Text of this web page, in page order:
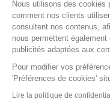
Nous utilisons des cookies
comment nos clients
consultent nos contenus,
nous permettent également
publicités adaptées aux
Pour modifier vos
'Préférences de cookies'
Lire la politique de
CGV / CGU
TERMS OF USE
PRIVACY POLICY
CREDITS